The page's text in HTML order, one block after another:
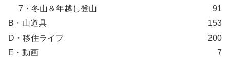
7・冬山＆年越し登山
91
B・山道具
153
D・移住ライフ
200
E・動画
7